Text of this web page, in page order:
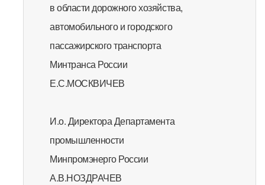
в области дорожного хозяйства,
автомобильного и городского
пассажирского транспорта
Минтранса России
Е.С.МОСКВИЧЕВ
И.о. Директора Департамента
промышленности
Минпромэнерго России
А.В.НОЗДРАЧЕВ